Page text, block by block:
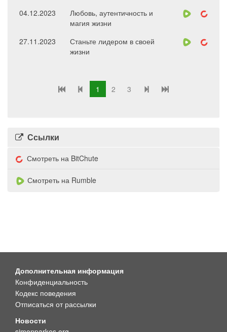
04.12.2023
Любовь, аутентичность и
магия жизни
27.11.2023
Станьте лидером в своей
жизни
1 2 3
Ссылки
Смотреть на BitChute
Смотреть на Rumble
Дополнительная информация
Конфиденциальность
Кодекс поведения
Отписаться от рассылки
Новости